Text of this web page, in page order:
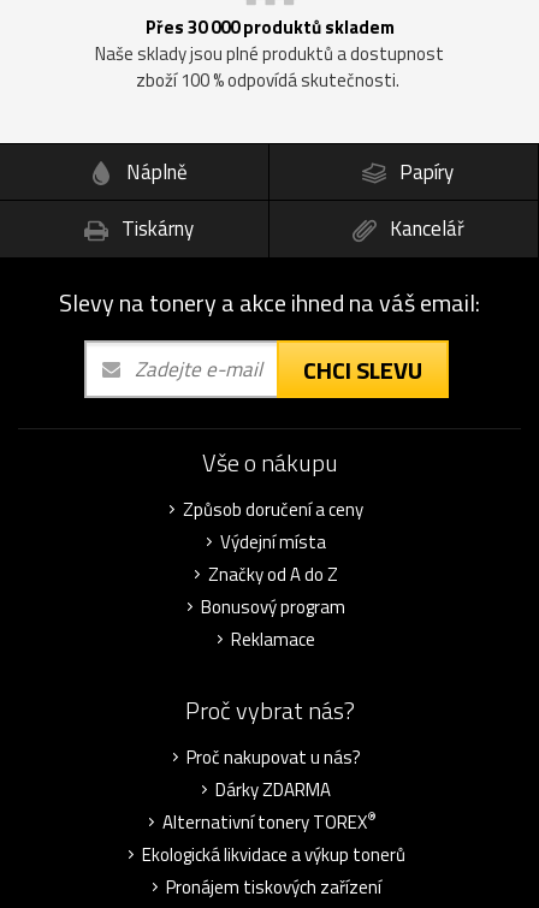
Přes 30 000 produktů skladem
Naše sklady jsou plné produktů a dostupnost
zboží 100 % odpovídá skutečnosti.
Náplně
Papíry
Tiskárny
Kancelář
Slevy na tonery a akce ihned na váš email:
CHCI SLEVU
Vše o nákupu
Způsob doručení a ceny
Výdejní místa
Značky od A do Z
Bonusový program
Reklamace
Proč vybrat nás?
Proč nakupovat u nás?
Dárky ZDARMA
Alternativní tonery TOREX®
Ekologická likvidace a výkup tonerů
Pronájem tiskových zařízení